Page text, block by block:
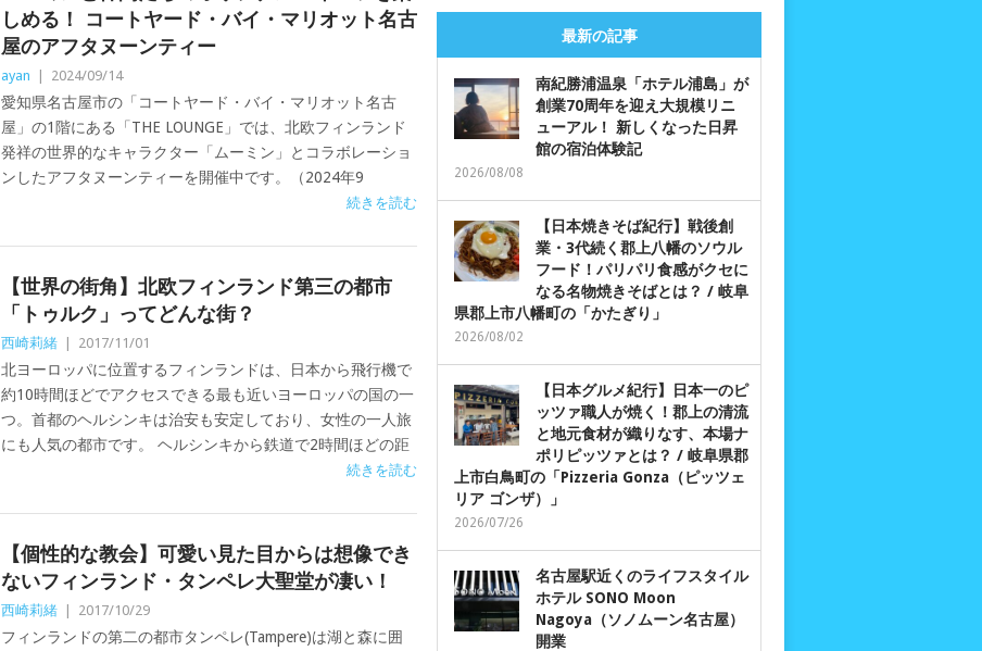
しめる！ コートヤード・バイ・マリオット名古
屋のアフタヌーンティー
ayan 2024/09/14
愛知県名古屋市の「コートヤード・バイ・マリオット名古
屋」の1階にある「THE LOUNGE」では、北欧フィンランド
発祥の世界的なキャラクター「ムーミン」とコラボレーショ
ンしたアフタヌーンティーを開催中です。（2024年9
続きを読む
【世界の街角】北欧フィンランド第三の都市
「トゥルク」ってどんな街？
西崎莉緒 2017/11/01
北ヨーロッパに位置するフィンランドは、日本から飛行機で
約10時間ほどでアクセスできる最も近いヨーロッパの国の一
つ。首都のヘルシンキは治安も安定しており、女性の一人旅
にも人気の都市です。 ヘルシンキから鉄道で2時間ほどの距
続きを読む
【個性的な教会】可愛い見た目からは想像でき
ないフィンランド・タンペレ大聖堂が凄い！
西崎莉緒 2017/10/29
フィンランドの第二の都市タンペレ(Tampere)は湖と森に囲
最新の記事
南紀勝浦温泉「ホテル浦島」が
創業70周年を迎え大規模リニ
ューアル！ 新しくなった日昇
館の宿泊体験記
2026/08/08
【日本焼きそば紀行】戦後創
業・3代続く郡上八幡のソウル
フード！パリパリ食感がクセに
なる名物焼きそばとは？ / 岐阜
県郡上市八幡町の「かたぎり」
2026/08/02
【日本グルメ紀行】日本一のピ
ッツァ職人が焼く！郡上の清流
と地元食材が織りなす、本場ナ
ポリピッツァとは？ / 岐阜県郡
上市白鳥町の「Pizzeria Gonza（ピッツェ
リア ゴンザ）」
2026/07/26
名古屋駅近くのライフスタイル
ホテル SONO Moon
Nagoya（ソノムーン名古屋）
開業